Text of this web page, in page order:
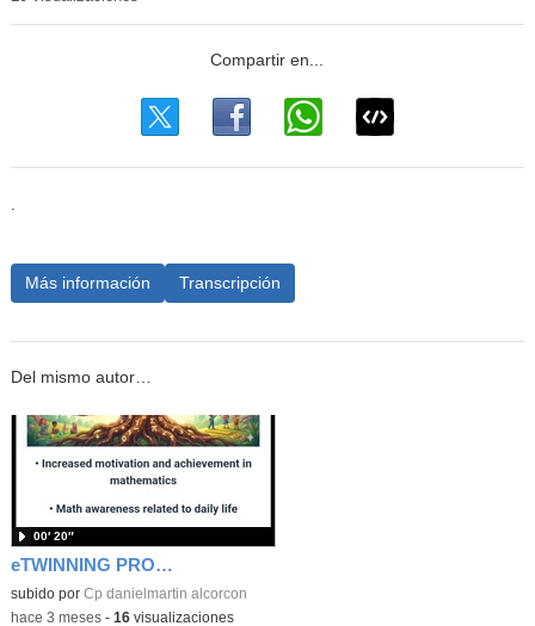
Más información Transcripción
Del mismo autor…
eTWINNING PROJECT 5º
subido por Cp danielmartin alcorcon
00′ 20″
-hace 3 meses- 16visualizaciones